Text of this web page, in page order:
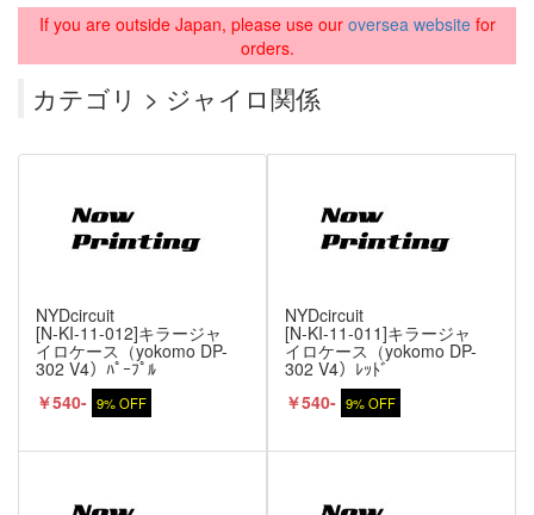
If you are outside Japan, please use our oversea websitefor
orders.
カテゴリ > ジャイロ関係
NYDcircuit
[N-KI-11-012]キラージャ
イロケース（yokomo DP-
302 V4）ﾊﾟｰﾌﾟﾙ
￥540- 9% OFF
NYDcircuit
[N-KI-11-011]キラージャ
イロケース（yokomo DP-
302 V4）ﾚｯﾄﾞ
￥540- 9% OFF